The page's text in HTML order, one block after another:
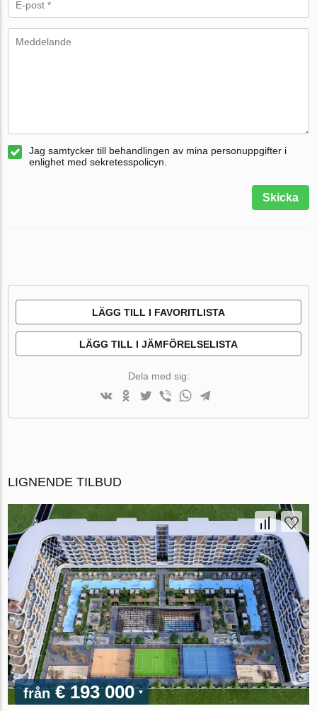
Jag samtycker till behandlingen av mina personuppgifter i
enlighet med sekretesspolicyn.
Skicka
LÄGG TILL I FAVORITLISTA
LÄGG TILL I JÄMFÖRELSELISTA
Dela med sig:
LIGNENDE TILBUD
från€ 193 000